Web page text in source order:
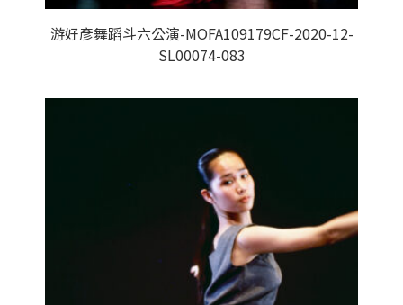
游好彥舞蹈斗六公演-MOFA109179CF-2020-12-
SL00074-083